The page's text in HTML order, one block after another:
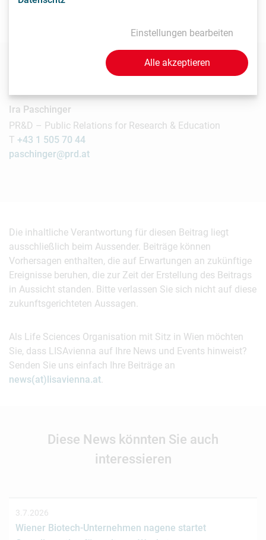
Ira Paschinger
PR&D – Public Relations for Research & Education
T +43 1 505 70 44
paschinger@prd.at
Die inhaltliche Verantwortung für diesen Beitrag liegt
ausschließlich beim Aussender. Beiträge können
Vorhersagen enthalten, die auf Erwartungen an zukünftige
Ereignisse beruhen, die zur Zeit der Erstellung des Beitrags
in Aussicht standen. Bitte verlassen Sie sich nicht auf diese
zukunftsgerichteten Aussagen.
Als Life Sciences Organisation mit Sitz in Wien möchten
Sie, dass LISAvienna auf Ihre News und Events hinweist?
Senden Sie uns einfach Ihre Beiträge an
news(at)lisavienna.at.
Diese News könnten Sie auch
interessieren
3.7.2026
Wiener Biotech-Unternehmen nagene startet
Einstellungen bearbeiten
Alle akzeptieren